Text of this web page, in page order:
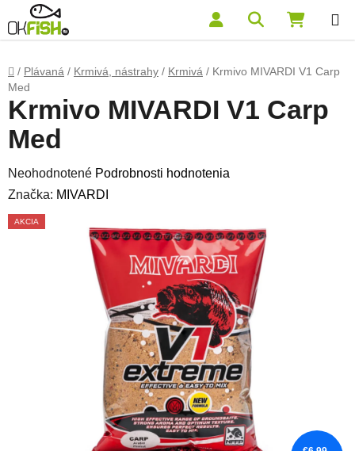
Prejsť na obsah Hľadať
Domov
/ Plávaná / Krmivá, nástrahy / Krmivá / Krmivo MIVARDI V1 Carp
Med
Krmivo MIVARDI V1 Carp
Med
Priemerné hodnotenie produktu je 0,0 z 5 hviezdičiek.
Neohodnotené Podrobnosti hodnotenia
Značka: MIVARDI
AKCIA